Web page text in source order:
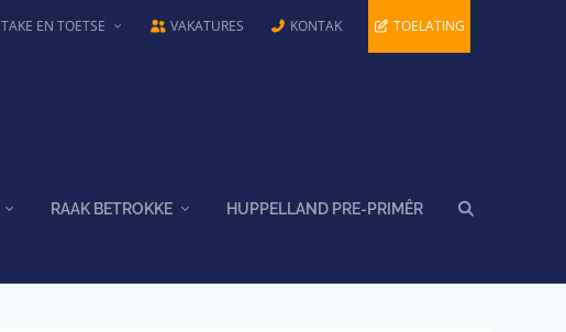
TAKE EN TOETSE VAKATURES KONTAK TOELATING
RAAK BETROKKE HUPPELLAND PRE-PRIMÊR